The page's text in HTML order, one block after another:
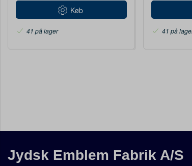
Køb
41 på lager 41 på
Jydsk Emblem Fabrik A/S